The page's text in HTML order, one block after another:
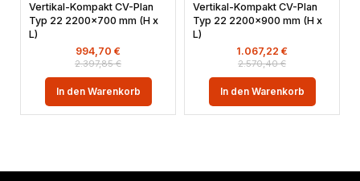
Vertikal-Kompakt CV-Plan
Typ 22 2200×700 mm (H x
L)
2.397,85€
994,70 €
In den Warenkorb
Vertikal-Kompakt CV-Plan
Typ 22 2200×900 mm (H x
L)
2.570,40€
1.067,22 €
In den Warenkorb